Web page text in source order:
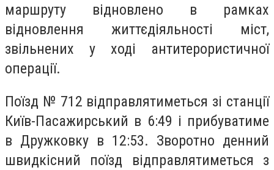
маршруту відновлено в рамках
відновлення життєдіяльності міст,
звільнених у ході антитерористичної
операції.
Поїзд № 712 відправлятиметься зі станції
Київ-Пасажирський в 6:49 і прибуватиме
в Дружковку в 12:53. Зворотно денний
швидкісний поїзд відправлятиметься з